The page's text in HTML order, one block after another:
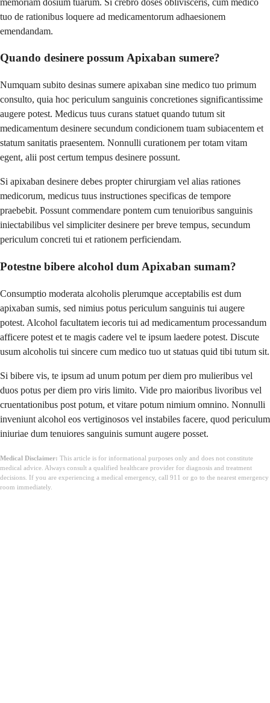
tuo de rationibus loquere ad medicamentorum adhaesionem
emendandam.
Quando desinere possum Apixaban sumere?
Numquam subito desinas sumere apixaban sine medico tuo primum
consulto, quia hoc periculum sanguinis concretiones significantissime
augere potest. Medicus tuus curans statuet quando tutum sit
medicamentum desinere secundum condicionem tuam subiacentem et
statum sanitatis praesentem. Nonnulli curationem per totam vitam
egent, alii post certum tempus desinere possunt.
Si apixaban desinere debes propter chirurgiam vel alias rationes
medicorum, medicus tuus instructiones specificas de tempore
praebebit. Possunt commendare pontem cum tenuioribus sanguinis
iniectabilibus vel simpliciter desinere per breve tempus, secundum
periculum concreti tui et rationem perficiendam.
Potestne bibere alcohol dum Apixaban sumam?
Consumptio moderata alcoholis plerumque acceptabilis est dum
apixaban sumis, sed nimius potus periculum sanguinis tui augere
potest. Alcohol facultatem iecoris tui ad medicamentum processandum
afficere potest et te magis cadere vel te ipsum laedere potest. Discute
usum alcoholis tui sincere cum medico tuo ut statuas quid tibi tutum sit.
Si bibere vis, te ipsum ad unum potum per diem pro mulieribus vel
duos potus per diem pro viris limito. Vide pro maioribus livoribus vel
cruentationibus post potum, et vitare potum nimium omnino. Nonnulli
inveniunt alcohol eos vertiginosos vel instabiles facere, quod periculum
iniuriae dum tenuiores sanguinis sumunt augere posset.
Medical Disclaimer: This article is for informational purposes only and does not constitute
medical advice. Always consult a qualified healthcare provider for diagnosis and treatment
decisions. If you are experiencing a medical emergency, call 911 or go to the nearest emergency
room immediately.